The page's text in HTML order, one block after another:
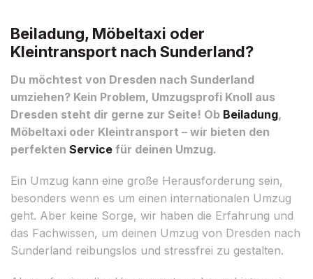
Beiladung, Möbeltaxi oder
Kleintransport nach Sunderland?
Du möchtest von Dresden nach Sunderland
umziehen? Kein Problem, Umzugsprofi Knoll aus
Dresden steht dir gerne zur Seite! Ob Beiladung,
Möbeltaxi oder Kleintransport – wir bieten den
perfekten Service für deinen Umzug.
Ein Umzug kann eine große Herausforderung sein,
besonders wenn es um einen internationalen Umzug
geht. Aber keine Sorge, wir haben die Erfahrung und
das Fachwissen, um deinen Umzug von Dresden nach
Sunderland reibungslos und stressfrei zu gestalten.